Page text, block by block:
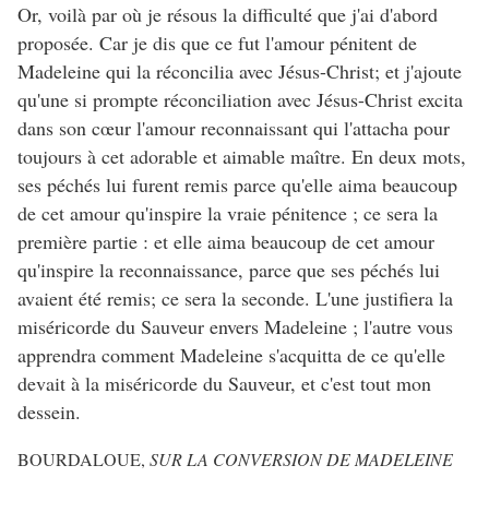
Or, voilà par où je résous la difficulté que j'ai d'abord
proposée. Car je dis que ce fut l'amour pénitent de
Madeleine qui la réconcilia avec Jésus-Christ; et j'ajoute
qu'une si prompte réconciliation avec Jésus-Christ excita
dans son cœur l'amour reconnaissant qui l'attacha pour
toujours à cet adorable et aimable maître. En deux mots,
ses péchés lui furent remis parce qu'elle aima beaucoup
de cet amour qu'inspire la vraie pénitence ; ce sera la
première partie : et elle aima beaucoup de cet amour
qu'inspire la reconnaissance, parce que ses péchés lui
avaient été remis; ce sera la seconde. L'une justifiera la
miséricorde du Sauveur envers Madeleine ; l'autre vous
apprendra comment Madeleine s'acquitta de ce qu'elle
devait à la miséricorde du Sauveur, et c'est tout mon
dessein.
BOURDALOUE, SUR LA CONVERSION DE MADELEINE